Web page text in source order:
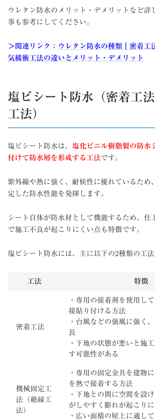
ウレタン防水のメリット・デメリットなど詳
事も参考にしてください。
＞関連リンク： ウレタン防水の種類｜密着工
気緩衝工法の違いとメリット・デメリット
塩ビシート防水（密着工
工法）
塩ビシート防水は、 塩化ビニル樹脂製の防水
付けて防水層を形成する工法です。
紫外線や熱に強く、耐候性に優れているため
定した防水性能を発揮します。
シート自体が防水材として機能するため、仕
で施工不良が起こりにくい点も特徴です。
塩ビシート防水には、主に以下の2種類の工法
工法 特徴
密着工法
・専用の接着剤を使用し
接貼り付ける方法
・台風などの強風に強く
長
・下地の状態が悪いと施
す可能性がある
機械固定工
法（絶縁工
法）
・専用の固定金具を建物
を熱で接着する方法
・下地との間に空間を設
がしやすく膨れが起こり
・広い面積の屋上に適し